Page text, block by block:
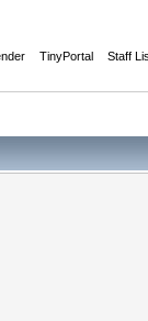
TinyPortal Staff